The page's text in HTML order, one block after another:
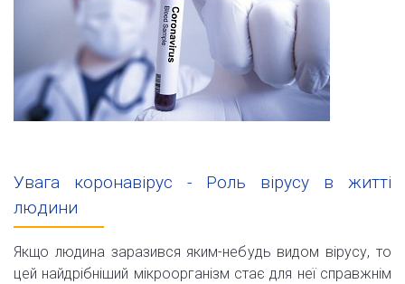
Увага коронавірус - Роль вірусу в житті
людини
Якщо людина заразився яким-небудь видом вірусу, то
цей найдрібніший мікроорганізм стає для неї справжнім